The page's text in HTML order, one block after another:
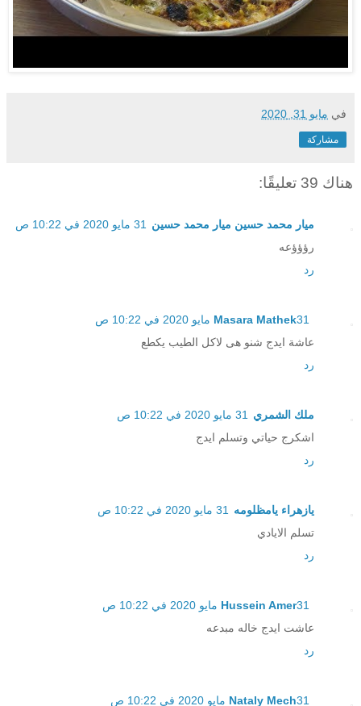
في مايو 31, 2020
مشاركة
هناك 39 تعليقًا:
ميار محمد حسين ميار محمد حسين
31 مايو 2020 في 10:22 ص
رؤؤؤعه
رد
Masara Mathek31 مايو 2020 في 10:22 ص
عاشة ايدج شنو هى لاكل الطيب يكطع
رد
ملك الشمري
31 مايو 2020 في 10:22 ص
اشكرج حياتي وتسلم ايدج
رد
يازهراء يامظلومه
31 مايو 2020 في 10:22 ص
تسلم الايادي
رد
Hussein Amer31 مايو 2020 في 10:22 ص
عاشت ايدج خاله مبدعه
رد
Nataly Mech31 مايو 2020 في 10:22 ص